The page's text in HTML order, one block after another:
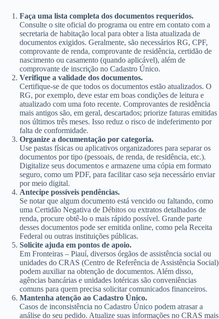
Faça uma lista completa dos documentos requeridos.
Consulte o site oficial do programa ou entre em contato com a
secretaria de habitação local para obter a lista atualizada de
documentos exigidos. Geralmente, são necessários RG, CPF,
comprovante de renda, comprovante de residência, certidão de
nascimento ou casamento (quando aplicável), além de
comprovante de inscrição no Cadastro Único.
Verifique a validade dos documentos.
Certifique-se de que todos os documentos estão atualizados. O
RG, por exemplo, deve estar em boas condições de leitura e
atualizado com uma foto recente. Comprovantes de residência
mais antigos são, em geral, descartados; priorize faturas emitidas
nos últimos três meses. Isso reduz o risco de indeferimento por
falta de conformidade.
Organize a documentação por categoria.
Use pastas físicas ou aplicativos organizadores para separar os
documentos por tipo (pessoais, de renda, de residência, etc.).
Digitalize seus documentos e armazene uma cópia em formato
seguro, como um PDF, para facilitar caso seja necessário enviar
por meio digital.
Antecipe possíveis pendências.
Se notar que algum documento está vencido ou faltando, como
uma Certidão Negativa de Débitos ou extratos detalhados de
renda, procure obtê-lo o mais rápido possível. Grande parte
desses documentos pode ser emitida online, como pela Receita
Federal ou outras instituições públicas.
Solicite ajuda em pontos de apoio.
Em Fronteiras – Piauí, diversos órgãos de assistência social ou
unidades do CRAS (Centro de Referência de Assistência Social)
podem auxiliar na obtenção de documentos. Além disso,
agências bancárias e unidades lotéricas são conveniências
comuns para quem precisa solicitar comunicados financeiros.
Mantenha atenção ao Cadastro Único.
Casos de inconsistência no Cadastro Único podem atrasar a
análise do seu pedido. Atualize suas informações no CRAS mais